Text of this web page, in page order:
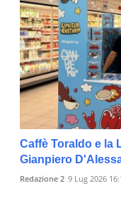
Caffè Toraldo e la
Gianpiero
Redazione 2 9 Lug 2026